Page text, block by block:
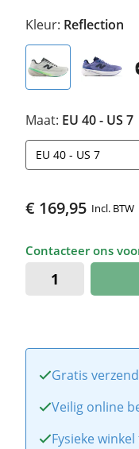
Kleur: Reflection
Maat: EU 40 - US 7
EU 40 - US 7
€ 169,95 Incl. BTW
Contacteer ons
Gratis
Veilig online
Fysieke